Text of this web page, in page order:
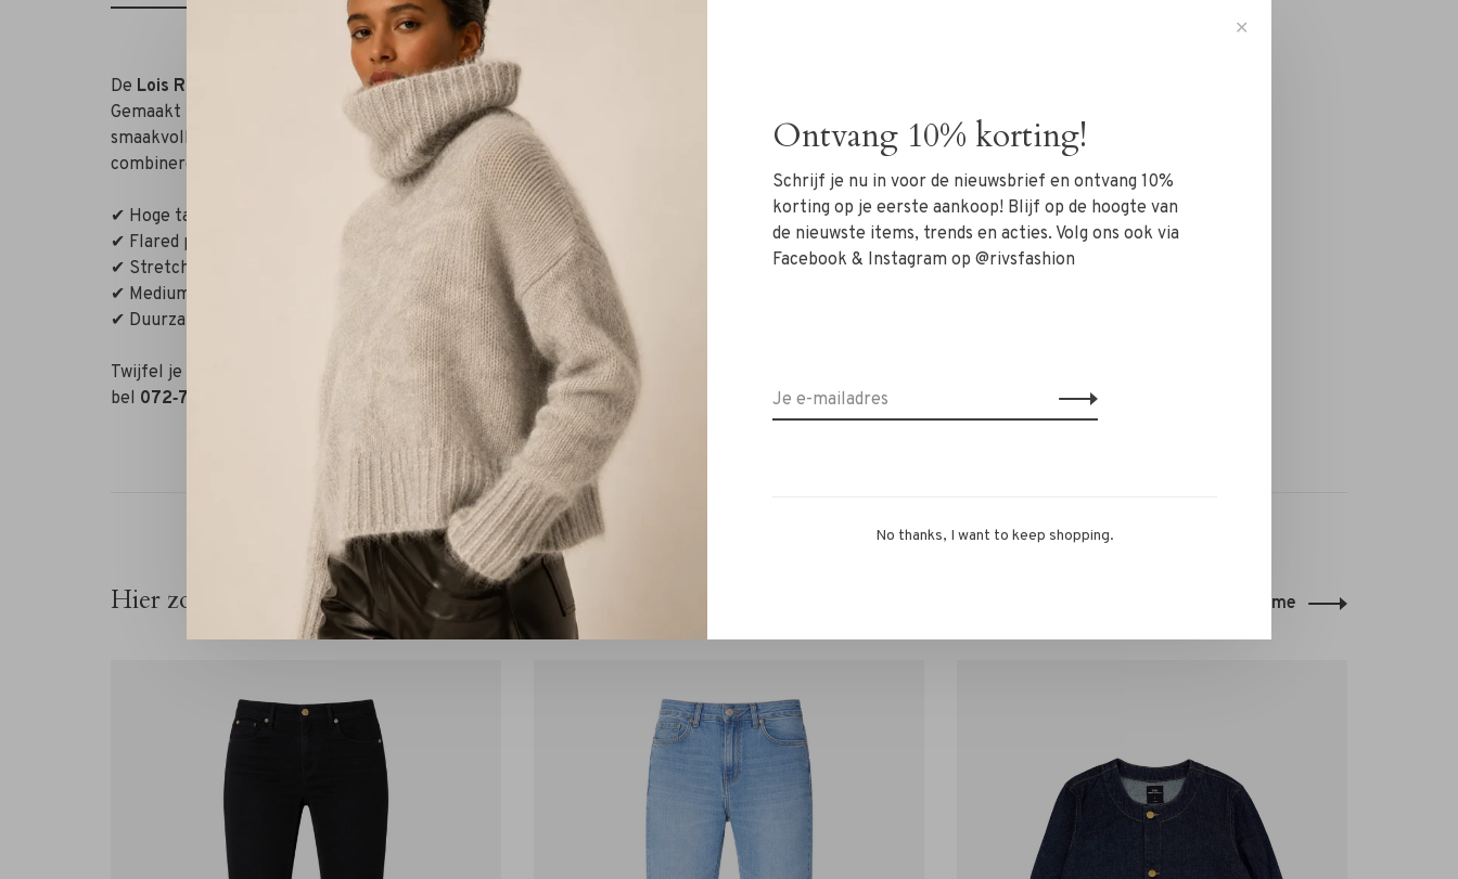
De Lois Raval 16 Jeans Cobalt Stoneis een flattering high-rise flare jeans uit de Bio Denim collectie.
Gemaakt in Spanje van stretch denim met hoogwaardige afwerking, de hoge taille omlijnt de taille en de
smaakvolle uitlopende pijpen creëren een elegante silhouet. De mediumblauwe wassing is veelzijdig te
combineren – perfect draagbaar van casual dag tot avond look.
✔ Hoge taille voor mooie vorm
✔ Flared pijpen: klassiek en stijlvol
✔ Stretchstof: comfort en flexibiliteit
✔ Mediumblauwe wassing – tijdloos en fris
✔ Duurzame Bio Denim – zorgzaam geproduceerd in Spanje
Twijfel je over de maat of styling? Neem contact via WhatsApp 06‑13069593
bel 072‑7210960 , of bezoek onze winkel in Alkmaar – Ritsevoort 21.
Hier zou je ook belangstelling voor kunnen hebben! Back to home
✕
Ontvang 10% korting!
Schrijf je nu in voor de nieuwsbrief en ontvang 10%
korting op je eerste aankoop! Blijf op de hoogte van
de nieuwste items, trends en acties. Volg ons ook via
Facebook & Instagram op @rivsfashion
No thanks, I want to keep shopping.